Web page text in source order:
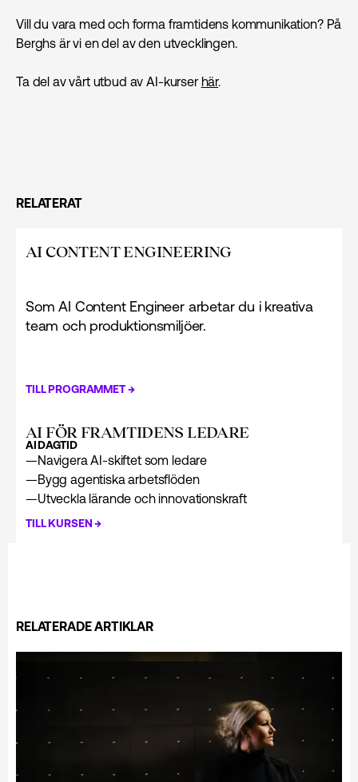
Vill du vara med och forma framtidens kommunikation? På
Berghs är vi en del av den utvecklingen.
Ta del av vårt utbud av AI-kurser här.
RELATERAT
AI CONTENT ENGINEERING
Som AI Content Engineer arbetar du i kreativa
team och produktionsmiljöer.
TILL PROGRAMMET→
AI FÖR FRAMTIDENS LEDARE
AIDAGTID
—Navigera AI-skiftet som ledare
—Bygg agentiska arbetsflöden
—Utveckla lärande och innovationskraft
TILL KURSEN→
RELATERADE ARTIKLAR